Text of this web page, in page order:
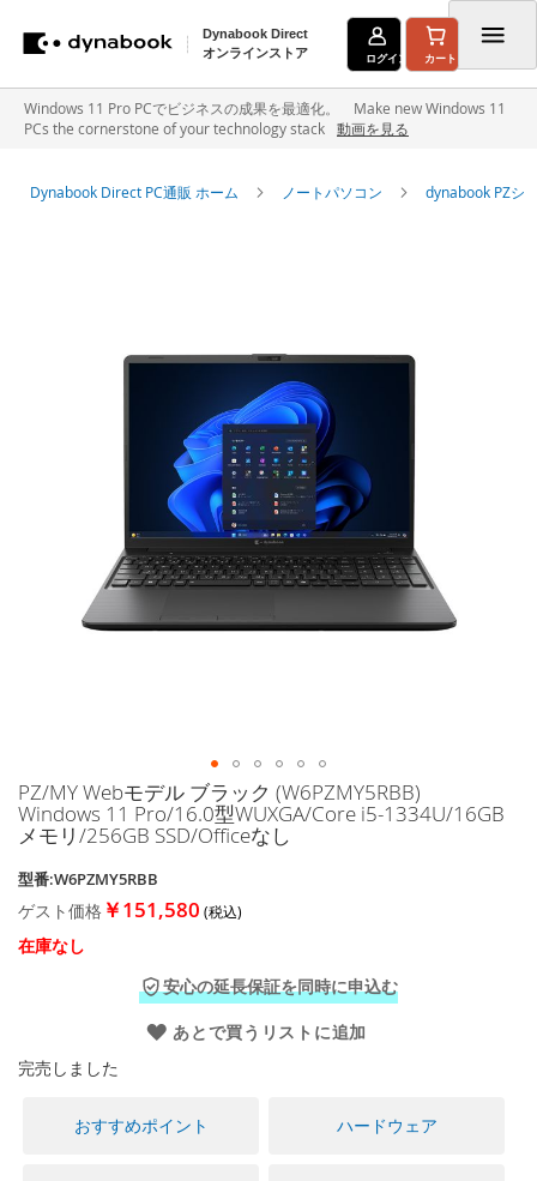
Dynabook Direct
オンラインストア
ログイン カート
Windows 11 Pro PCでビジネスの成果を最適化。 Make new Windows 11
PCs the cornerstone of your technology stack
動画を見る
Dynabook Direct PC通販 ホーム ノートパソコン dynabook PZシ
イ
メ
ー
ギ
ャ
ラ
リ
初
に
PZ/MY Webモデル ブラック (W6PZMY5RBB)
Windows 11 Pro/16.0型WUXGA/Core i5-1334U/16GB
メモリ/256GB SSD/Officeなし
型番:W6PZMY5RBB
ゲスト価格 ￥151,580
在庫なし
安心の延長保証を同時に申込む
あとで買うリストに追加
完売しました
おすすめポイント ハードウェア